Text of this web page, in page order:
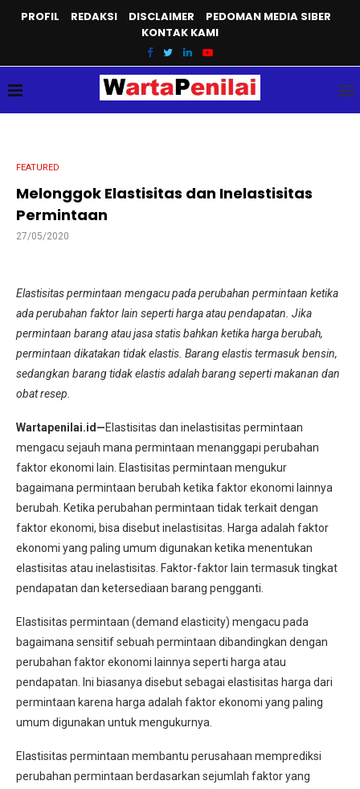
PROFIL REDAKSI DISCLAIMER
PEDOMAN MEDIA SIBER
KONTAK KAMI
FEATURED
Melonggok Elastisitas dan Inelastisitas
Permintaan
27/05/2020
Elastisitas permintaan mengacu pada perubahan permintaan ketika
ada perubahan faktor lain seperti harga atau pendapatan. Jika
permintaan barang atau jasa statis bahkan ketika harga berubah,
permintaan dikatakan tidak elastis. Barang elastis termasuk bensin,
sedangkan barang tidak elastis adalah barang seperti makanan dan
obat resep.
Wartapenilai.id—Elastisitas dan inelastisitas permintaan
mengacu sejauh mana permintaan menanggapi perubahan
faktor ekonomi lain. Elastisitas permintaan mengukur
bagaimana permintaan berubah ketika faktor ekonomi lainnya
berubah. Ketika perubahan permintaan tidak terkait dengan
faktor ekonomi, bisa disebut inelastisitas. Harga adalah faktor
ekonomi yang paling umum digunakan ketika menentukan
elastisitas atau inelastisitas. Faktor-faktor lain termasuk tingkat
pendapatan dan ketersediaan barang pengganti.
Elastisitas permintaan (demand elasticity) mengacu pada
bagaimana sensitif sebuah permintaan dibandingkan dengan
perubahan faktor ekonomi lainnya seperti harga atau
pendapatan. Ini biasanya disebut sebagai elastisitas harga dari
permintaan karena harga adalah faktor ekonomi yang paling
umum digunakan untuk mengukurnya.
Elastisitas permintaan membantu perusahaan memprediksi
perubahan permintaan berdasarkan sejumlah faktor yang